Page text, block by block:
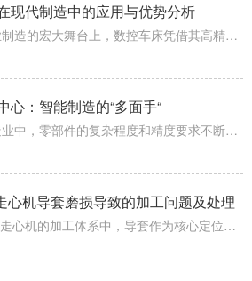
现代制造中的应用与优势分析
在现代工业制造的宏大舞台上，数控车床凭借其高精度、高效率和高自动化的特点，成为了机械加工领域的核心设备，推动着制造业不断迈向新的高度。数控车床，即计算机数字控制车床，是一种装有程序控制系统的自动化机床。该系统能够逻辑地处理具有控制编码或其他符号指令规定的程序，并将其译码，从而使车床动作并加工零件。数控车床的优势显著。首先是高精度加工。它采用先进的控制系统和精密的传动部件，能够实现对刀具运动轨迹的精确控制，加工精度可以达到微米甚至更高的级别。这使得它能够满足各种复杂零件的加工需...
心：智能制造的“多面手“
在现代制造业中，零部件的复杂程度和精度要求不断提高，传统单一功能的数控车床或加工中心已难以满足高效、高精度的加工需求。车铣复合中心如同一个全能的"多面手"，将车削、铣削、钻孔、攻丝等多种加工功能集成于一台设备，通过一次装夹完成复杂零件的全部加工工序，成为智能制造领域的关键装备。这种高度集成的加工设备不仅大幅提升了生产效率和加工精度，更为复杂零部件的制造提供了柔性化、智能化的解决方案。车铣复合中心的核心优势在于其高度集成的多功能加工能力。传统加工模式下，复杂零件往往需要在车床、...
心机导套磨损导致的加工问题及处理
在Star数控走心机的加工体系中，导套作为核心定位部件，直接决定了细长轴类零件的加工精度。其通过与主轴的协同配合实现工件的径向定位，一旦出现磨损，将引发一系列加工问题，需结合磨损机理采取针对性处理措施。导套磨损最直接的危害是加工精度下降，其中圆度超差和尺寸波动最为典型。正常工况下，导套与工件的配合间隙控制在极小范围，磨损后间隙增大，高速旋转的工件易产生径向跳动，导致零件外圆出现“椭圆度”缺陷。某精密轴类加工案例中，导套磨损量达0.015mm时，零件圆度误差从0.003mm飙升...